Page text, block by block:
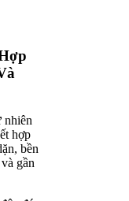
nhiên
hợp
bền
gần